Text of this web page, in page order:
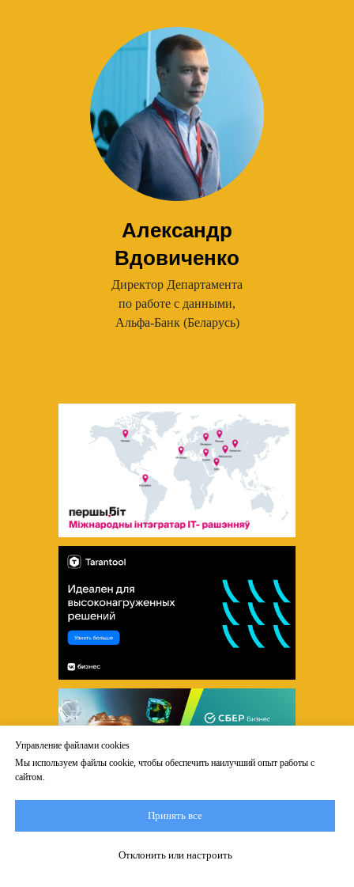
Александр
Вдовиченко
Директор Департамента
по работе с данными,
Альфа-Банк (Беларусь)
Управление файлами cookies
Мы используем файлы cookie, чтобы обеспечить наилучший опыт работы с
сайтом.
Принять все
Отклонить или настроить